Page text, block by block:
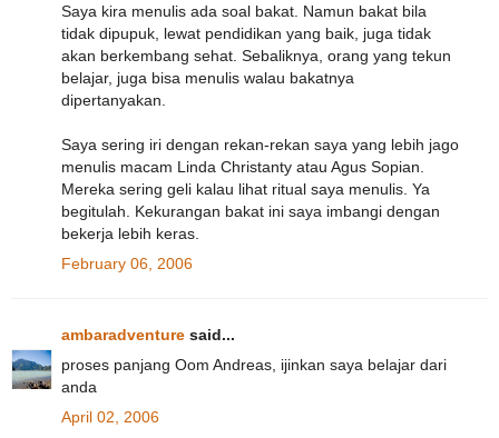
Saya kira menulis ada soal bakat. Namun bakat bila
tidak dipupuk, lewat pendidikan yang baik, juga tidak
akan berkembang sehat. Sebaliknya, orang yang tekun
belajar, juga bisa menulis walau bakatnya
dipertanyakan.
Saya sering iri dengan rekan-rekan saya yang lebih jago
menulis macam Linda Christanty atau Agus Sopian.
Mereka sering geli kalau lihat ritual saya menulis. Ya
begitulah. Kekurangan bakat ini saya imbangi dengan
bekerja lebih keras.
February 06, 2006
ambaradventure said...
proses panjang Oom Andreas, ijinkan saya belajar dari
anda
April 02, 2006